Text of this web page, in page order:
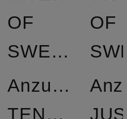
OF
SWEDEN
Anzughose
TENUTA
OF